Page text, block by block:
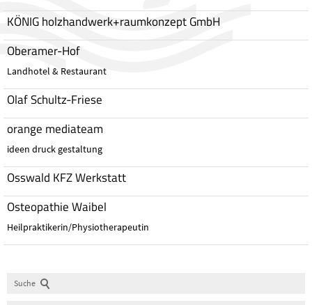
KÖNIG holzhandwerk+raumkonzept GmbH
Oberamer-Hof
Landhotel & Restaurant
Olaf Schultz-Friese
orange mediateam
ideen druck gestaltung
Osswald KFZ Werkstatt
Osteopathie Waibel
Heilpraktikerin/Physiotherapeutin
Suche